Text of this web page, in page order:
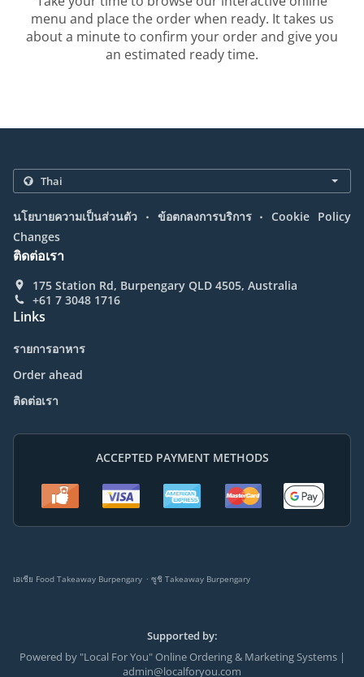
menu and place the order when ready. It takes us
about a minute to confirm your order and give you
an estimated ready time.
นโยบายความเป็นส่วนตัว . ข้อตกลงการบริการ . Cookie Policy
Changes
ติดต่อเรา
175 Station Rd, Burpengary QLD 4505, Australia
+61 7 3048 1716
Links
รายการอาหาร
Order ahead
ติดต่อเรา
ACCEPTED PAYMENT METHODS
เอเชีย Food Takeaway Burpengary . ซูชิ Takeaway Burpengary
Supported by:
Powered by "Local For You" Online Ordering & Marketing Systems |
admin@localforyou.com